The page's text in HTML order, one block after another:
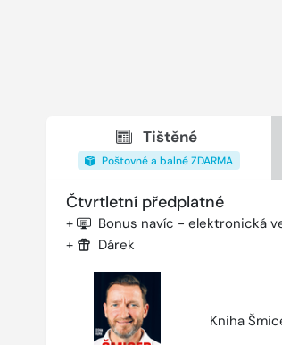
Tištěné
Poštovné a balné ZDARMA
Čtvrtletní předplatné
+ Bonus navíc - elektronická
+ Dárek
Kniha